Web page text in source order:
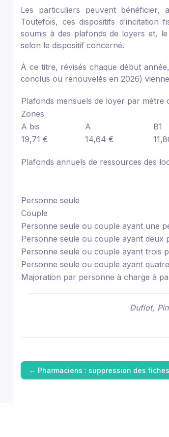
Les particuliers peuvent bénéficier,
Toutefois, ces dispositifs
soumis à des plafonds de loyers et,
selon le dispositif concerné.
À ce titre, révisés chaque début
conclus ou renouvelés en 2026)
Plafonds mensuels de loyer par mètre
Zones
A bis
A B1
19,71 €
14,64 €
Plafonds annuels de ressources des
Personne seule
Couple
Personne seule ou couple ayant une
Personne seule ou couple ayant deux
Personne seule ou couple ayant trois
Personne seule ou couple ayant
Majoration par personne à charge à
Duflot,
← Pharmaciens : suppression des